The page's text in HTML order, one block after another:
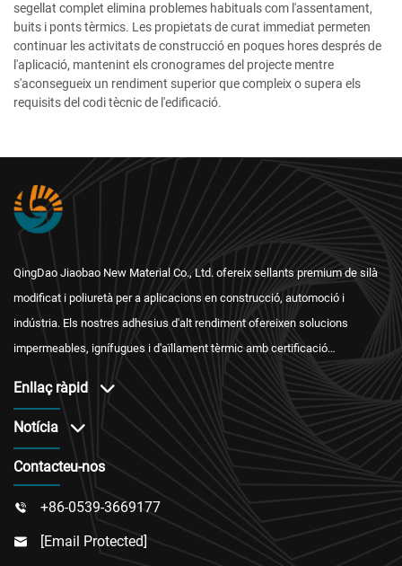
segellat complet elimina problemes habituals com l'assentament,
buits i ponts tèrmics. Les propietats de curat immediat permeten
continuar les activitats de construcció en poques hores després de
l'aplicació, mantenint els cronogrames del projecte mentre
s'aconsegueix un rendiment superior que compleix o supera els
requisits del codi tècnic de l'edificació.
QingDao Jiaobao New Material Co., Ltd. ofereix sellants premium de silà
modificat i poliuretà per a aplicacions en construcció, automoció i
indústria. Els nostres adhesius d'alt rendiment ofereixen solucions
impermeables, ignífugues i d'aïllament tèrmic amb certificació
Enllaç ràpid
Notícia
Contacteu-nos
 +86-0539-3669177
 [email Protected]